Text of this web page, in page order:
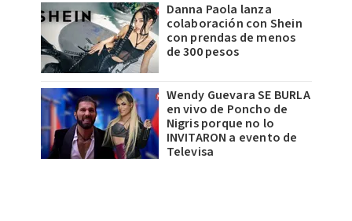
Danna Paola lanza
colaboración con Shein
con prendas de menos
de 300 pesos
Wendy Guevara SE BURLA
en vivo de Poncho de
Nigris porque no lo
INVITARON a evento de
Televisa